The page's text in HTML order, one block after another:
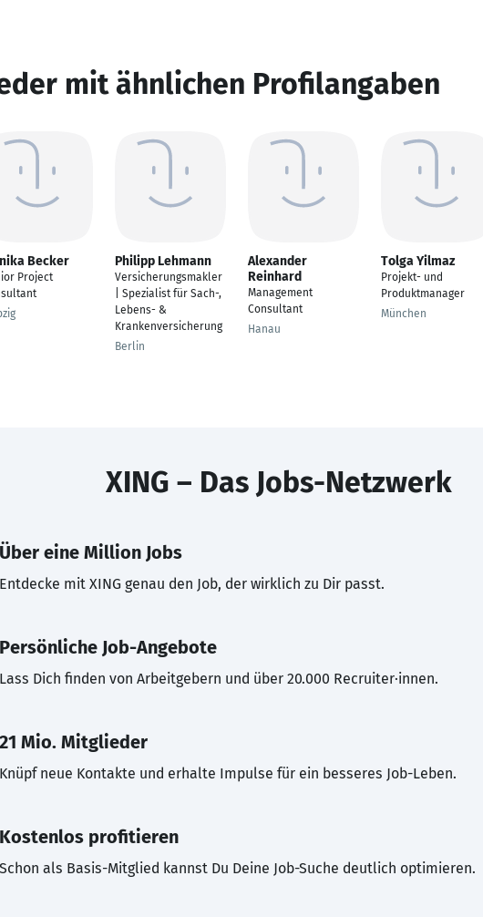
mit ähnlichen Profilangaben
Becker
Project
Philipp Lehmann
Versicherungsmakler
| Spezialist für Sach-,
Lebens- &
Krankenversicherung
Berlin
Alexander
Reinhard
Management
Consultant
Hanau
Tolga Yilmaz
Projekt- und
Produktmanager
München
XING – Das Jobs-Netzwerk
Über eine Million Jobs
Entdecke mit XING genau den Job, der wirklich zu Dir passt.
Persönliche Job-Angebote
Lass Dich finden von Arbeitgebern und über 20.000 Recruiter·innen.
21 Mio. Mitglieder
Knüpf neue Kontakte und erhalte Impulse für ein besseres Job-Leben.
Kostenlos profitieren
Schon als Basis-Mitglied kannst Du Deine Job-Suche deutlich optimieren.